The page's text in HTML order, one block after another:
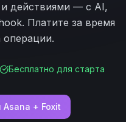
и действиями — с AI,
Платите за время
операции.
Бесплатно для старта
Asana + Foxit